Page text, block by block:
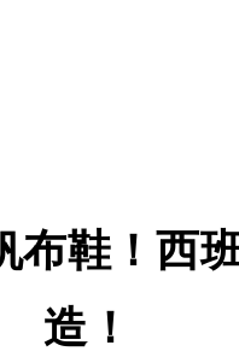
布鞋！西
造！